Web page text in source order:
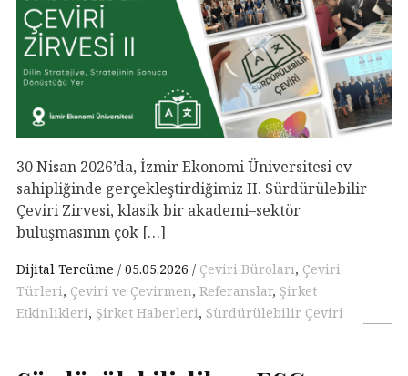
30 Nisan 2026’da, İzmir Ekonomi Üniversitesi ev
sahipliğinde gerçekleştirdiğimiz II. Sürdürülebilir
Çeviri Zirvesi, klasik bir akademi–sektör
buluşmasının çok […]
Dijital Tercüme 05.05.2026 Çeviri Büroları, Çeviri
Türleri, Çeviri ve Çevirmen, Referanslar, Şirket
Etkinlikleri, Şirket Haberleri, Sürdürülebilir Çeviri